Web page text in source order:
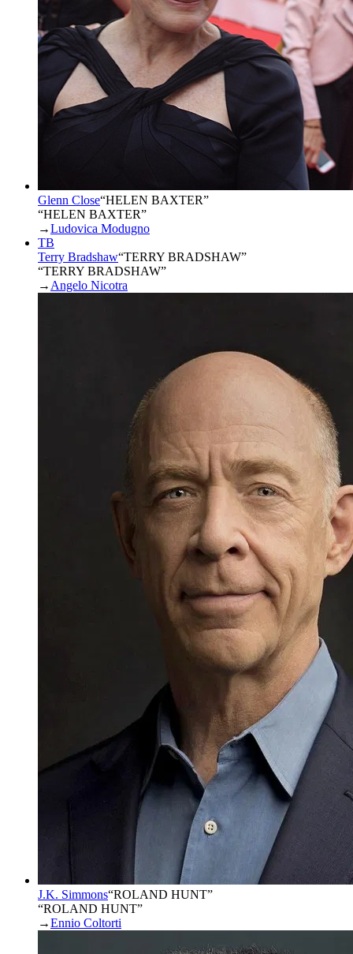
Glenn Close“HELEN BAXTER”
“HELEN BAXTER”
→Ludovica Modugno
TB
Terry Bradshaw“TERRY BRADSHAW”
“TERRY BRADSHAW”
→ Angelo Nicotra
J.K. Simmons“ROLAND HUNT”
“ROLAND HUNT”
→Ennio Coltorti